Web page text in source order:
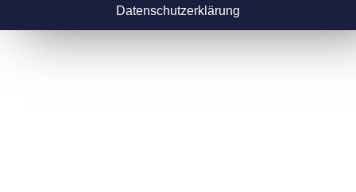
Datenschutzerklärung